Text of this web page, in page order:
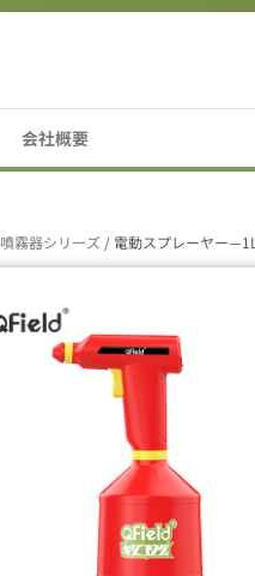
会社概要
噴霧器シリ一ズ/ 電動スプレーヤー—1L